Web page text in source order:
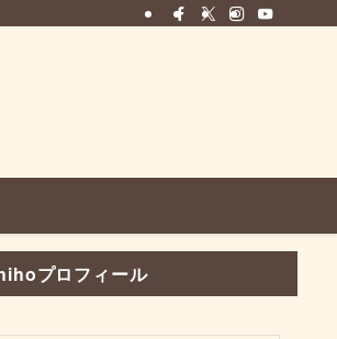
プロフィール